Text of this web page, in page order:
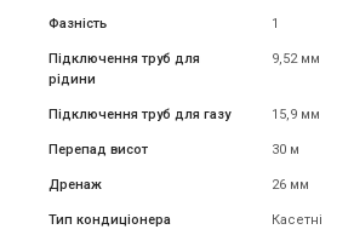
Фазність 1
Підключення труб для
рідини
9,52 мм
Підключення труб для газу 15,9 мм
Перепад висот 30 м
Дренаж 26 мм
Тип кондиціонера Касетні